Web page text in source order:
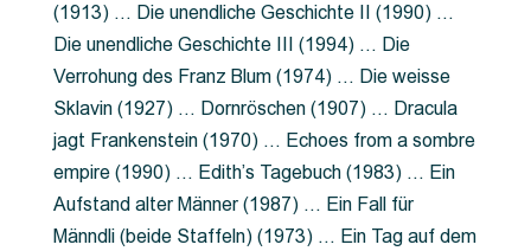
(1913) … Die unendliche Geschichte II (1990) …
Die unendliche Geschichte III (1994) … Die
Verrohung des Franz Blum (1974) … Die weisse
Sklavin (1927) … Dornröschen (1907) … Dracula
jagt Frankenstein (1970) … Echoes from a sombre
empire (1990) … Edith’s Tagebuch (1983) … Ein
Aufstand alter Männer (1987) … Ein Fall für
Männdli (beide Staffeln) (1973) … Ein Tag auf dem